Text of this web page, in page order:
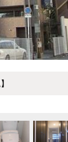
】